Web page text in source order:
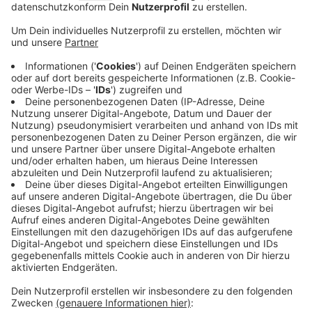
Anzeige
Hintergrund ist, dass sich ein Geflügelpestverdacht in
Albachten in der Nachbarstadt Münster bestätigt hat.
In einem Umkreis von insgesamt 10 Kilometern um den
betroffenen Halter gibt es eine Schutz- und
Überwachungszone. Die Kreis-Tierärzte empfehlen
Geflügelhaltern grundsätzlich Vorsichtsmaßnahmen zu
treffen - auch wenn sie nicht innerhalb dieser Zone
liegen. Entweder halten sie das Geflügel im Stall oder
schützen Freilaufgehege mit Planen. Meist übertragen
Wildvögel die Geflügelpest.
Anzeige